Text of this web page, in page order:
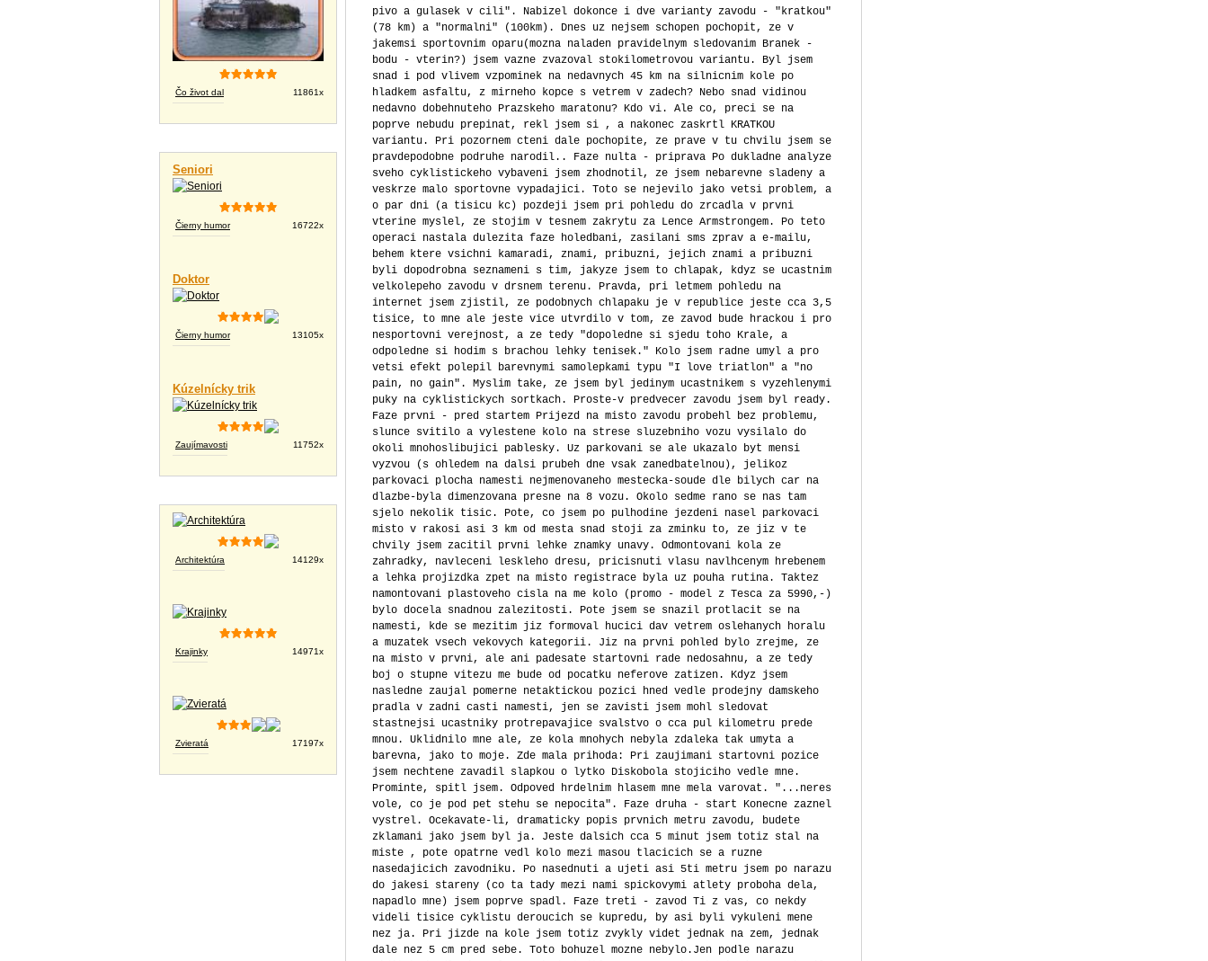
Čo život dal 11861x
Seniori
Čierny humor 16722x
Doktor
Čierny humor 13105x
Kúzelnícky trik
Zaujímavosti 11752x
Architektúra 14129x
Krajinky 14971x
Zvieratá 17197x